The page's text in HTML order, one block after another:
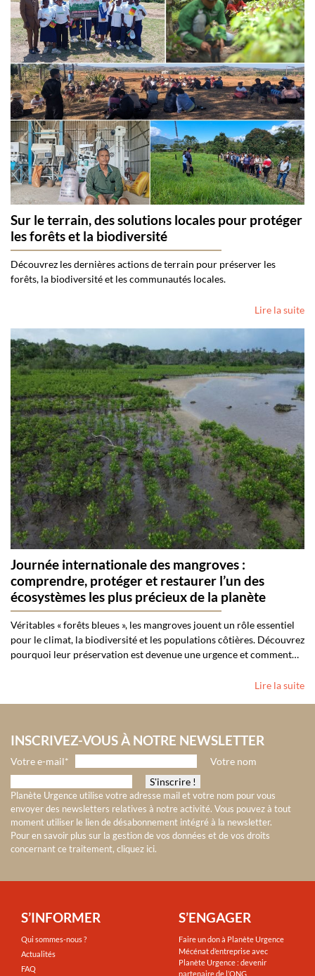
Sur le terrain, des solutions locales pour protéger
les forêts et la biodiversité
Découvrez les dernières actions de terrain pour préserver les
forêts, la biodiversité et les communautés locales.
Lire la suite
Journée internationale des mangroves :
comprendre, protéger et restaurer l’un des
écosystèmes les plus précieux de la planète
Véritables « forêts bleues », les mangroves jouent un rôle essentiel
pour le climat, la biodiversité et les populations côtières. Découvrez
pourquoi leur préservation est devenue une urgence et comment…
Lire la suite
INSCRIVEZ-VOUS À NOTRE NEWSLETTER
Votre e-mail* Votre nom
Planète Urgence utilise votre adresse mail et votre nom pour vous
envoyer des newsletters relatives à notre activité. Vous pouvez à tout
moment utiliser le lien de désabonnement intégré à la newsletter.
Pour en savoir plus sur la gestion de vos données et de vos droits
concernant ce traitement, cliquez ici.
S’INFORMER
Qui sommes-nous ?
Actualités
FAQ
S’ENGAGER
Faire un don à Planète Urgence
Mécénat d’entreprise avec
Planète Urgence : devenir
partenaire de l’ONG